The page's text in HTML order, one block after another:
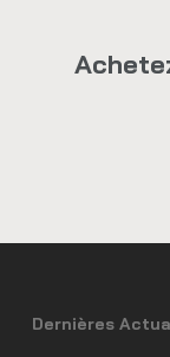
Dernières